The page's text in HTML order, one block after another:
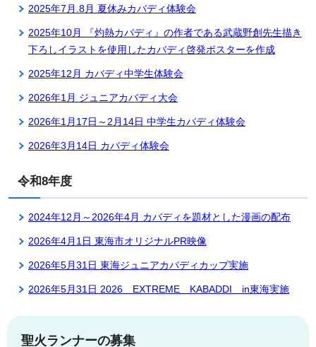
2025年7月.8月 夏休みカバディ体験会
2025年10月 『灼熱カバディ』の作者である武蔵野創先生描き
下ろしイラストを使用したカバディ啓発ポスターを作成
2025年12月 カバディ中学生体験会
2026年1月 ジュニアカバディ大会
2026年1月17日～2月14日 中学生カバディ体験会
2026年3月14日 カバディ体験会
令和8年度
2024年12月～2026年4月 カバディを題材とした漫画の配布
2026年4月1日 東海市オリジナルPR映像
2026年5月31日 東海ジュニアカバディカップ実施
2026年5月31日 2026 EXTREME KABADDI in東海実施
聖火ランナーの募集